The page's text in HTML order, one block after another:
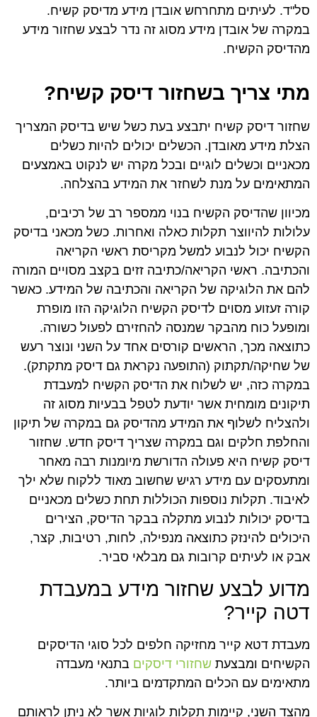
סל"ד. לעיתים מתחרחש אובדן מידע מדיסק קשיח.
במקרה של אובדן מידע מסוג זה נדר לבצע שחזור מידע
מהדיסק הקשיח.
מתי צריך בשחזור דיסק קשיח?
שחזור דיסק קשיח יתבצע בעת כשל שיש בדיסק המצריך
הצלת מידע מאובדן. הכשלים יכולים להיות כשלים
מכאניים וכשלים לוגיים ובכל מקרה יש לנקוט באמצעים
המתאימים על מנת לשחזר את המידע בהצלחה.
מכיוון שהדיסק הקשיח בנוי ממספר רב של רכיבים,
עלולות להיווצר תקלות כאלה ואחרות. כשל מכאני בדיסק
הקשיח יכול לנבוע למשל מקריסת ראשי הקריאה
והכתיבה. ראשי הקריאה/כתיבה זזים בקצב מסויים המורה
להם את הלוגיקה של הקריאה והכתיבה של המידע. כאשר
קורה זעזוע מסוים לדיסק הקשיח הלוגיקה הזו מופרת
ומופעל כוח מהבקר שמנסה להחזירם לפעול כשורה.
כתוצאה מכך, הראשים קורסים אחד על השני ונוצר רעש
של שחיקה/תקתוק (התופעה נקראת גם דיסק מתקתק).
במקרה כזה, יש לשלוח את הדיסק הקשיח למעבדת
תיקונים מומחית אשר יודעת לטפל בבעיות מסוג זה
ולהצליח לשלוף את המידע מהדיסק גם במקרה של תיקון
והחלפת חלקים וגם במקרה שצריך דיסק חדש. שחזור
דיסק קשיח היא פעולה הדורשת מיומנות רבה מאחר
ומתעסקים עם מידע רגיש שחשוב מאוד ללקוח שלא ילך
לאיבוד. תקלות נוספות הכוללות תחת כשלים מכאניים
בדיסק יכולות לנבוע מתקלה בבקר הדיסק, הצירים
היכולים להינזק כתוצאה מנפילה, לחות, רטיבות, קצר,
אבק או לעיתים קרובות גם מבלאי סביר.
מדוע לבצע שחזור מידע במעבדת
דטה קייר?
מעבדת דטא קייר מחזיקה חלפים לכל סוגי הדיסקים
הקשיחים ומבצעת שחזורי דיסקים בתנאי מעבדה
מתאימים עם הכלים המתקדמים ביותר.
מהצד השני, קיימות תקלות לוגיות אשר לא ניתן לראותם